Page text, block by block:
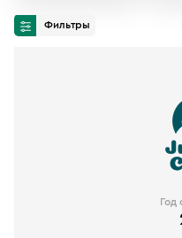
Фильтры
Год